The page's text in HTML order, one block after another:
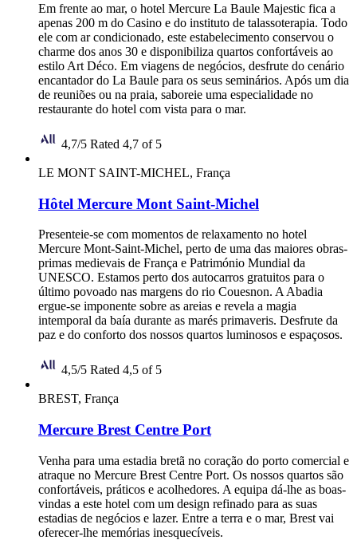
Em frente ao mar, o hotel Mercure La Baule Majestic fica a
apenas 200 m do Casino e do instituto de talassoterapia. Todo
ele com ar condicionado, este estabelecimento conservou o
charme dos anos 30 e disponibiliza quartos confortáveis ao
estilo Art Déco. Em viagens de negócios, desfrute do cenário
encantador do La Baule para os seus seminários. Após um dia
de reuniões ou na praia, saboreie uma especialidade no
restaurante do hotel com vista para o mar.
4,7/5 Rated 4,7 of 5
LE MONT SAINT-MICHEL, França
Hôtel Mercure Mont Saint-Michel
Presenteie-se com momentos de relaxamento no hotel
Mercure Mont-Saint-Michel, perto de uma das maiores obras-
primas medievais de França e Património Mundial da
UNESCO. Estamos perto dos autocarros gratuitos para o
último povoado nas margens do rio Couesnon. A Abadia
ergue-se imponente sobre as areias e revela a magia
intemporal da baía durante as marés primaveris. Desfrute da
paz e do conforto dos nossos quartos luminosos e espaçosos.
4,5/5 Rated 4,5 of 5
BREST, França
Mercure Brest Centre Port
Venha para uma estadia bretã no coração do porto comercial e
atraque no Mercure Brest Centre Port. Os nossos quartos são
confortáveis, práticos e acolhedores. A equipa dá-lhe as boas-
vindas a este hotel com um design refinado para as suas
estadias de negócios e lazer. Entre a terra e o mar, Brest vai
oferecer-lhe memórias inesquecíveis.